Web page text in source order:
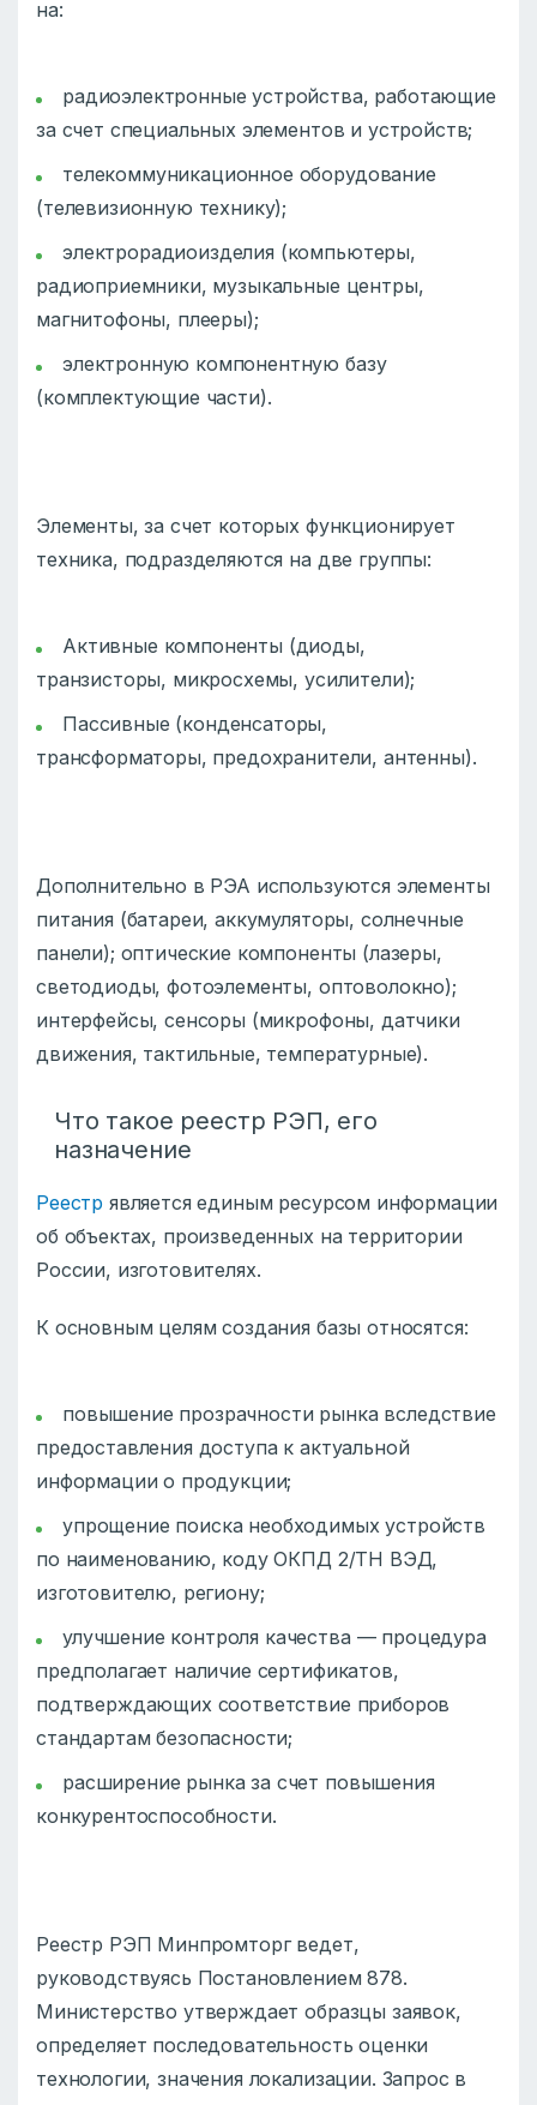
на:
радиоэлектронные устройства, работающие
за счет специальных элементов и устройств;
телекоммуникационное оборудование
(телевизионную технику);
электрорадиоизделия (компьютеры,
радиоприемники, музыкальные центры,
магнитофоны, плееры);
электронную компонентную базу
(комплектующие части).
Элементы, за счет которых функционирует
техника, подразделяются на две группы:
Активные компоненты (диоды,
транзисторы, микросхемы, усилители);
Пассивные (конденсаторы,
трансформаторы, предохранители, антенны).
Дополнительно в РЭА используются элементы
питания (батареи, аккумуляторы, солнечные
панели); оптические компоненты (лазеры,
светодиоды, фотоэлементы, оптоволокно);
интерфейсы, сенсоры (микрофоны, датчики
движения, тактильные, температурные).
Что такое реестр РЭП, его
назначение
Реестр является единым ресурсом информации
об объектах, произведенных на территории
России, изготовителях.
К основным целям создания базы относятся:
повышение прозрачности рынка вследствие
предоставления доступа к актуальной
информации о продукции;
упрощение поиска необходимых устройств
по наименованию, коду ОКПД 2/ТН ВЭД,
изготовителю, региону;
улучшение контроля качества — процедура
предполагает наличие сертификатов,
подтверждающих соответствие приборов
стандартам безопасности;
расширение рынка за счет повышения
конкурентоспособности.
Реестр РЭП Минпромторг ведет,
руководствуясь Постановлением 878.
Министерство утверждает образцы заявок,
определяет последовательность оценки
технологии, значения локализации. Запрос в